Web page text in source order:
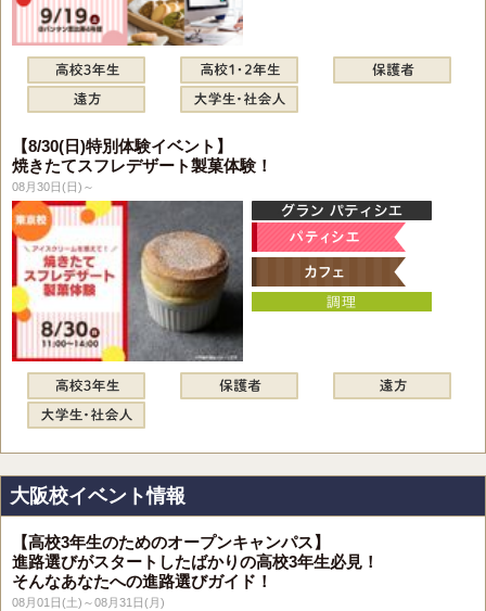
【8/30(日)特別体験イベント】
焼きたてスフレデザート製菓体験！
08月30日(日)～
大阪校イベント情報
【高校3年生のためのオープンキャンパス】
進路選びがスタートしたばかりの高校3年生必見！
そんなあなたへの進路選びガイド！
08月01日(土)～08月31日(月)